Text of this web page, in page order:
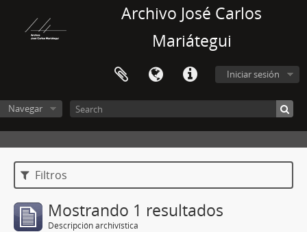
Archivo José Carlos
Mariátegui
Iniciar sesión
Navegar
Filtros
Mostrando 1 resultados
Descripción archivística